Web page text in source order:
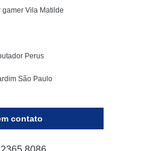
Nobreak Locação
Apc
Vila Matilde
Perus
São Paulo
contato